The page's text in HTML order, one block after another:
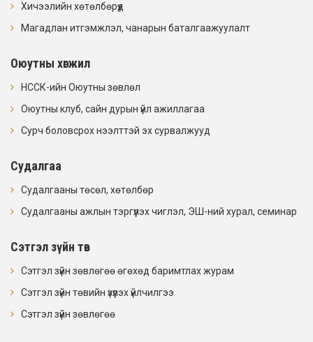
Хичээлийн хөтөлбөрүүд
Магадлан итгэмжлэл, чанарын баталгаажуулалт
Оюутны хөгжил
НССК-ийн Оюутны зөвлөл
Оюутны клуб, сайн дурын үйл ажиллагаа
Сурч боловсрох нээлттэй эх сурвалжууд
Судалгаа
Судалгааны төсөл, хөтөлбөр
Судалгааны ажлын тэргүүлэх чиглэл, ЭШ-ний хурал, семинар
Сэтгэл зүйн төв
Сэтгэл зүйн зөвлөгөө өгөхөд баримтлах журам
Сэтгэл зүйн төвийн үзүүлэх үйлчилгээ
Сэтгэл зүйн зөвлөгөө